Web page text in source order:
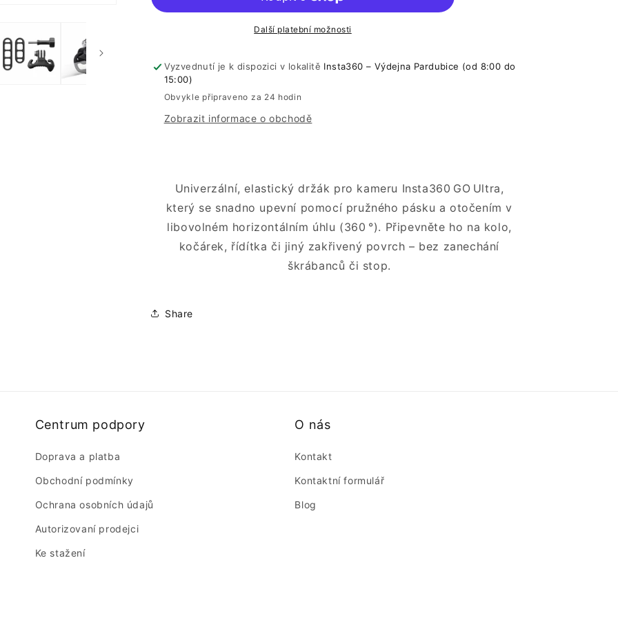
Další platební možnosti
Vyzvednutí je k dispozici v lokalitě Insta360 – Výdejna Pardubice (od 8:00 do
15:00)
Obvykle připraveno za 24 hodin
Zobrazit informace o obchodě
Univerzální, elastický držák pro kameru Insta360 GO Ultra,
který se snadno upevní pomocí pružného pásku a otočením v
libovolném horizontálním úhlu (360 °). Připevněte ho na kolo,
kočárek, řídítka či jiný zakřivený povrch – bez zanechání
škrábanců či stop.
Share
Centrum podpory
Doprava a platba
Obchodní podmínky
Ochrana osobních údajů
Autorizovaní prodejci
Ke stažení
O nás
Kontakt
Kontaktní formulář
Blog